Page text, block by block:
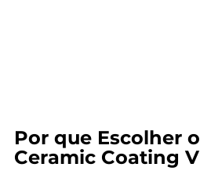
Por que Escolher
Ceramic Coating